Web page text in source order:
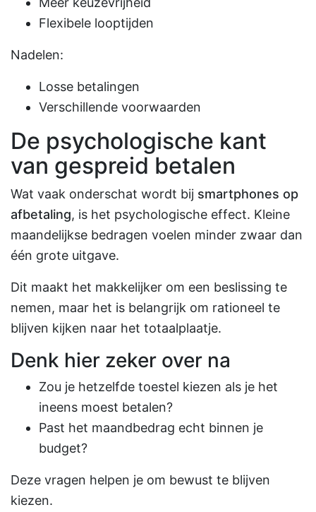
Flexibele looptijden
Nadelen:
Losse betalingen
Verschillende voorwaarden
De psychologische kant
van gespreid betalen
Wat vaak onderschat wordt bij smartphones op
afbetaling, is het psychologische effect. Kleine
maandelijkse bedragen voelen minder zwaar dan
één grote uitgave.
Dit maakt het makkelijker om een beslissing te
nemen, maar het is belangrijk om rationeel te
blijven kijken naar het totaalplaatje.
Denk hier zeker over na
Zou je hetzelfde toestel kiezen als je het
ineens moest betalen?
Past het maandbedrag echt binnen je
budget?
Deze vragen helpen je om bewust te blijven
kiezen.